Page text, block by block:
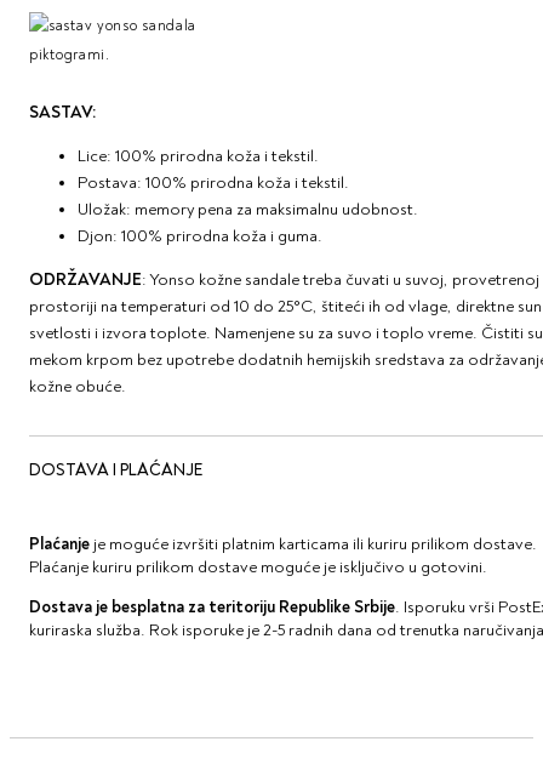
SASTAV:
Lice: 100% prirodna koža i tekstil.
Postava: 100% prirodna koža i tekstil.
Uložak: memory pena za maksimalnu udobnost.
Djon: 100% prirodna koža i guma.
ODRŽAVANJE: Yonso kožne sandale treba čuvati u suvoj, provetrenoj
prostoriji na temperaturi od 10 do 25°C, štiteći ih od vlage, direktne
svetlosti i izvora toplote. Namenjene su za suvo i toplo vreme. Čistiti
mekom krpom bez upotrebe dodatnih hemijskih sredstava za
kožne obuće.
DOSTAVA I PLAĆANJE
Plaćanje je moguće izvršiti platnim karticama ili kuriru prilikom dostave.
Plaćanje kuriru prilikom dostave moguće je isključivo u gotovini.
Dostava je besplatna za teritoriju Republike Srbije. Isporuku vrši
kuriraska služba. Rok isporuke je 2-5 radnih dana od trenutka